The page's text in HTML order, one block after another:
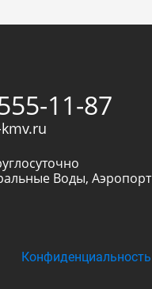
11-87
Воды, Аэропорт
Конфиденциальность